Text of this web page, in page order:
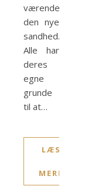
værende
den nye
sandhed.
Alle har
deres
egne
grunde
til at…
LÆS
MERE